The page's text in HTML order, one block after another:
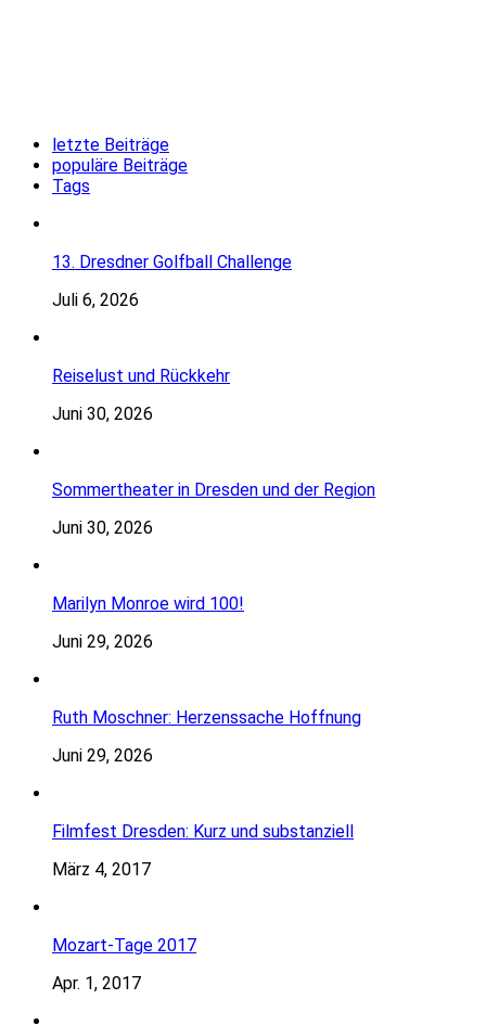
letzte Beiträge
populäre Beiträge
Tags
13. Dresdner Golfball Challenge
Juli 6, 2026
Reiselust und Rückkehr
Juni 30, 2026
Sommertheater in Dresden und der Region
Juni 30, 2026
Marilyn Monroe wird 100!
Juni 29, 2026
Ruth Moschner: Herzenssache Hoffnung
Juni 29, 2026
Filmfest Dresden: Kurz und substanziell
März 4, 2017
Mozart-Tage 2017
Apr. 1, 2017